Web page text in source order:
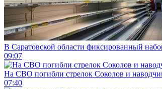
В Саратовской области фиксированный
09:07
На СВО погибли стрелок Соколов и
07:40